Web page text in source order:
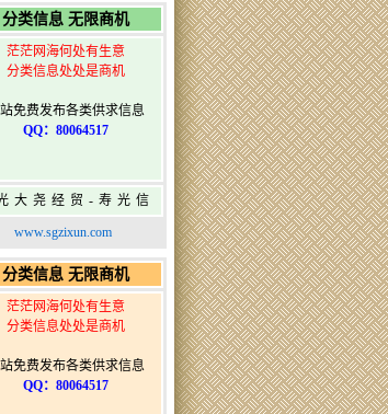
分类信息 无限商机
茫茫网海何处有生意
分类信息处处是商机
免费发布各类供求信息
QQ：80064517
大尧经贸-寿光信
-免费信息发布网-
www.sgzixun.com
分类信息 无限商机
茫茫网海何处有生意
分类信息处处是商机
免费发布各类供求信息
QQ：80064517